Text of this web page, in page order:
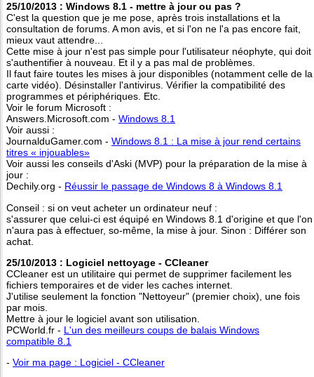
25/10/2013 : Windows 8.1 - mettre à jour ou pas ?
C'est la question que je me pose, après trois installations et la
consultation de forums. A mon avis, et si l'on ne l'a pas encore fait,
mieux vaut attendre...
Cette mise à jour n'est pas simple pour l'utilisateur néophyte, qui doit
s'authentifier à nouveau. Et il y a pas mal de problèmes.
Il faut faire toutes les mises à jour disponibles (notamment celle de la
carte vidéo). Désinstaller l'antivirus. Vérifier la compatibilité des
programmes et périphériques. Etc.
Voir le forum Microsoft :
Answers.Microsoft.com - Windows 8.1
Voir aussi :
JournalduGamer.com - Windows 8.1 : La mise à jour rend certains
titres « injouables»
Voir aussi les conseils d'Aski (MVP) pour la préparation de la mise à
jour :
Dechily.org - Réussir le passage de Windows 8 à Windows 8.1
Conseil : si on veut acheter un ordinateur neuf :
s'assurer que celui-ci est équipé en Windows 8.1 d'origine et que l'on
n'aura pas à effectuer, so-même, la mise à jour. Sinon : Différer son
achat.
25/10/2013 : Logiciel nettoyage - CCleaner
CCleaner est un utilitaire qui permet de supprimer facilement les
fichiers temporaires et de vider les caches internet.
J'utilise seulement la fonction "Nettoyeur" (premier choix), une fois
par mois.
Mettre à jour le logiciel avant son utilisation.
PCWorld.fr - L'un des meilleurs coups de balais Windows
compatible 8.1
- Voir ma page : Logiciel - CCleaner